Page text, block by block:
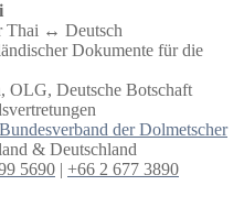
Thai ↔︎ Deutsch
Dokumente für die
OLG, Deutsche Botschaft
der Dolmetscher
& Deutschland
5690 | +66 2 677 3890